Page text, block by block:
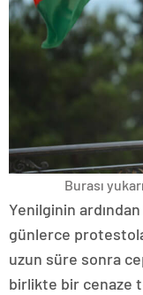
Burası
Yenilginin
günlerce
uzun süre sonra
birlikte bir cenaze